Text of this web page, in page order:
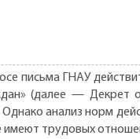
письма ГНАУ
(далее — Декрет
анализ норм
имеют трудовых